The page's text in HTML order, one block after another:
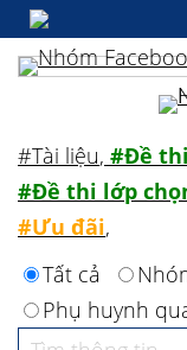
#Tài liệu, #Đề
#Đề thi lớp
#Ưu đãi,
Tất cả
Phụ huynh